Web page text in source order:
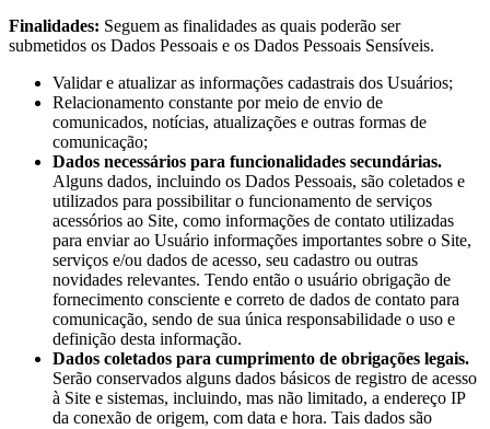
Finalidades: Seguem as finalidades as quais poderão ser
submetidos os Dados Pessoais e os Dados Pessoais Sensíveis.
Validar e atualizar as informações cadastrais dos Usuários;
Relacionamento constante por meio de envio de
comunicados, notícias, atualizações e outras formas de
comunicação;
Dados necessários para funcionalidades secundárias.
Alguns dados, incluindo os Dados Pessoais, são coletados e
utilizados para possibilitar o funcionamento de serviços
acessórios ao Site, como informações de contato utilizadas
para enviar ao Usuário informações importantes sobre o Site,
serviços e/ou dados de acesso, seu cadastro ou outras
novidades relevantes. Tendo então o usuário obrigação de
fornecimento consciente e correto de dados de contato para
comunicação, sendo de sua única responsabilidade o uso e
definição desta informação.
Dados coletados para cumprimento de obrigações legais.
Serão conservados alguns dados básicos de registro de acesso
à Site e sistemas, incluindo, mas não limitado, a endereço IP
da conexão de origem, com data e hora. Tais dados são